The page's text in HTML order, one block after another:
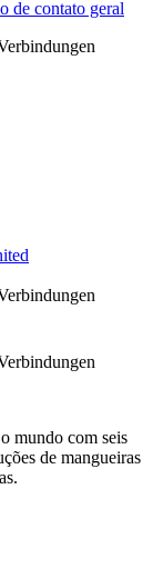
de contato geral
mundo com seis
de mangueiras